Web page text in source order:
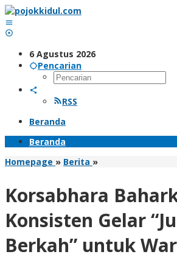
Lewati
ke
konten
6 Agustus 2026
Pencarian
RSS
Beranda
Beranda
Homepage » Berita »Korsabhara
Konsisten
"Jumat
Berkah"
untuk
Warga
Korsabhara
Konsisten Gelar
Berkah” untuk